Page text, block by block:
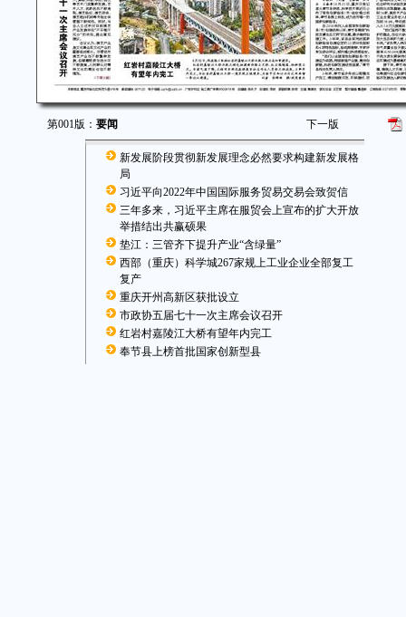
第001版： 要闻 下一版
新发展阶段贯彻新发展理念必然要求构建新发展格
局
习近平向2022年中国国际服务贸易交易会致贺信
三年多来，习近平主席在服贸会上宣布的扩大开放
举措结出共赢硕果
垫江：三管齐下提升产业“含绿量”
西部（重庆）科学城267家规上工业企业全部复工
复产
重庆开州高新区获批设立
市政协五届七十一次主席会议召开
红岩村嘉陵江大桥有望年内完工
奉节县上榜首批国家创新型县